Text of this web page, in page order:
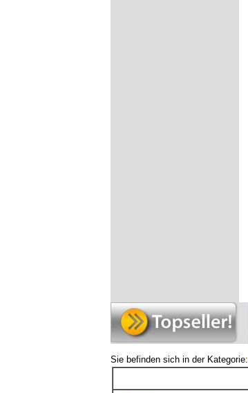
Sie befinden sich in der Kategorie: